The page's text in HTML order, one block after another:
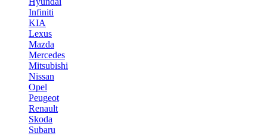
Infiniti
KIA
Lexus
Mazda
Mercedes
Mitsubishi
Nissan
Opel
Peugeot
Renault
Skoda
Subaru